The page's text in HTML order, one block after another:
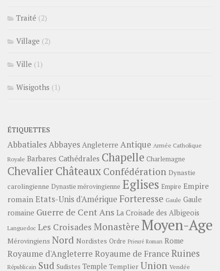
Traité (2)
Village (2)
Ville (1)
Wisigoths (1)
ÉTIQUETTES
Abbatiales Abbayes Angleterre Antique Armée Catholique
Royale Barbares Cathédrales Chapelle Charlemagne
ChevalierChâteauxConfédération Dynastie
carolingienne Dynastie mérovingienne Eglises Empire Empire
romainEtats-Unis d'Amérique Forteresse Gaule Gaule
romaine Guerre de Cent Ans La Croisade des Albigeois
Languedoc Les Croisades Monastère Moyen-Age
Mérovingiens Nord Nordistes Ordre Prieuré Roman Rome
Royaume d'Angleterre Royaume de France Ruines
Républicain Sud Sudistes Temple Templier Union Vendée